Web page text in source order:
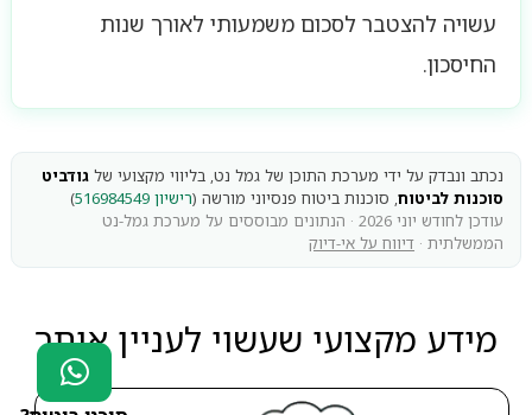
עשויה להצטבר לסכום משמעותי לאורך שנות
החיסכון.
נכתב ונבדק על ידי מערכת התוכן של גמל נט, בליווי מקצועי של גודביט
סוכנות לביטוח, סוכנות ביטוח פנסיוני מורשה (רישיון 516984549
)
עודכן לחודש יוני 2026 · הנתונים מבוססים על מערכת גמל-נט
הממשלתית · דיווח על אי-דיוק
מידע מקצועי שעשוי לעניין אותך